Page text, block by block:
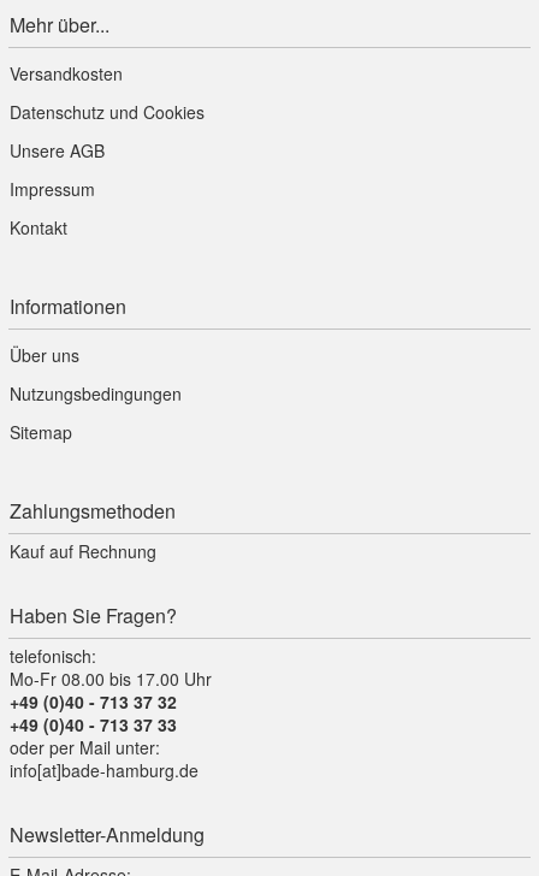
Mehr über...
Versandkosten
Datenschutz und Cookies
Unsere AGB
Impressum
Kontakt
Informationen
Über uns
Nutzungsbedingungen
Sitemap
Zahlungsmethoden
Kauf auf Rechnung
Haben Sie Fragen?
telefonisch:
Mo-Fr 08.00 bis 17.00 Uhr
+49 (0)40 - 713 37 32
+49 (0)40 - 713 37 33
oder per Mail unter:
info[at]bade-hamburg.de
Newsletter-Anmeldung